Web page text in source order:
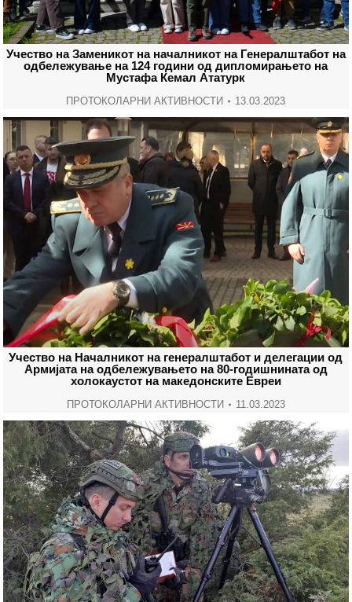
Учество на Заменикот на началникот на Генералштабот на
одбележување на 124 години од дипломирањето на
Мустафа Кемал Ататурк
ПРОТОКОЛАРНИ АКТИВНОСТИ 13.03.2023
Учество на Началникот на генералштабот и делегации од
Армијата на одбележувањето на 80-годишнината од
холокаустот на македонските Евреи
ПРОТОКОЛАРНИ АКТИВНОСТИ 11.03.2023